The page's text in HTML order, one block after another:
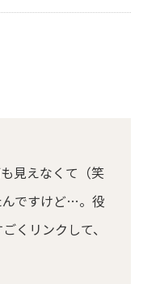
見えなくて（笑
んですけど…。役
くリンクして、